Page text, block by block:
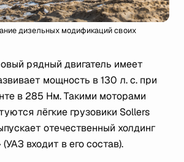
дизельных модификаций своих
рядный двигатель имеет
мощность в 130 л. с. при
в 285 Нм. Такими моторами
лёгкие грузовики Sollers
отечественный холдинг
входит в его состав).